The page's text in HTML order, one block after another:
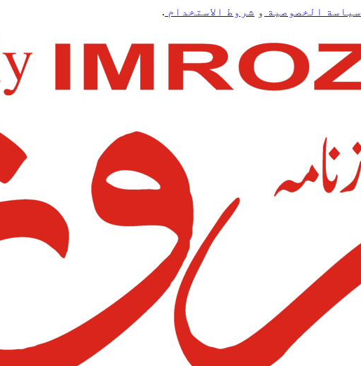
سياسة الخصوصية و شروط الاستخدام .